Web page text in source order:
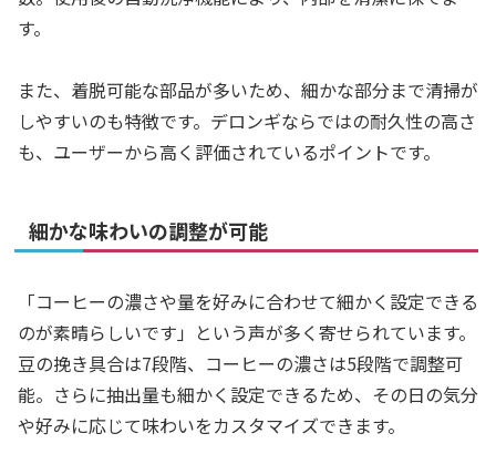
す。
また、着脱可能な部品が多いため、細かな部分まで清掃が
しやすいのも特徴です。デロンギならではの耐久性の高さ
も、ユーザーから高く評価されているポイントです。
細かな味わいの調整が可能
「コーヒーの濃さや量を好みに合わせて細かく設定できる
のが素晴らしいです」という声が多く寄せられています。
豆の挽き具合は7段階、コーヒーの濃さは5段階で調整可
能。さらに抽出量も細かく設定できるため、その日の気分
や好みに応じて味わいをカスタマイズできます。